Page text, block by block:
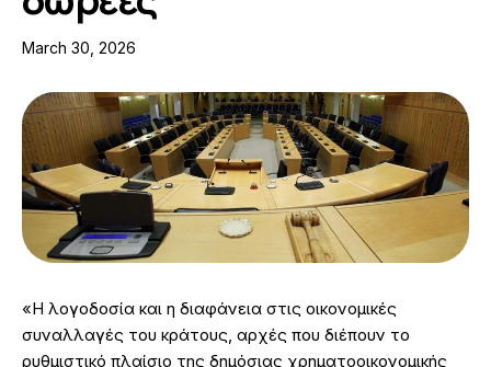
March 30, 2026
«Η λογοδοσία και η διαφάνεια στις οικονομικές
συναλλαγές του κράτους, αρχές που διέπουν το
ρυθμιστικό πλαίσιο της δημόσιας χρηματοοικονομικής